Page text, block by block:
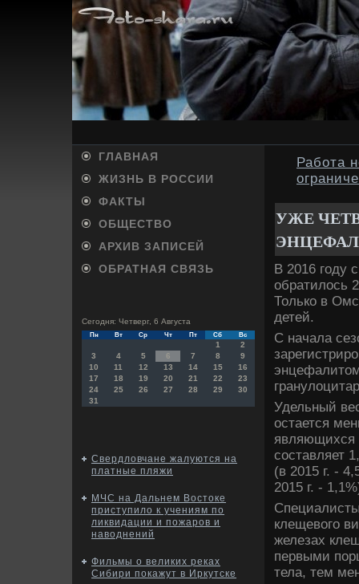
ГЛАВНАЯ
ЖИЗНЬ В РОССИИ
ФАКТЫ
ОБЩЕСТВО
АРХИВ ЗАПИСЕЙ
ОБРАТНАЯ СВЯЗЬ
Сегодня: Четверг, 6 Августа
Пн Вт Ср Чт Пт Сб Вс
1
2
3
4 5 6 7 8
9
10
11 12 13 14 15
16
17
18 19 20 21 22
23
24
25 26 27 28 29
30
31
Свердловчане жалуются на
платные пляжи
МЧС на Дальнем Востоке
приступило к учениям по
ликвидации и пожаров и
наводнений
Фильмы о великих реках
Сибири покажут в Иркутске
Работа
УЖЕ
В 2016 году
обратилοсь
Только в
детей.
С начала
Удельный
остается
являющихся
составляет
(в 2015 г. -
2015 г. -
клещевοго
железах
первыми
тела, тем